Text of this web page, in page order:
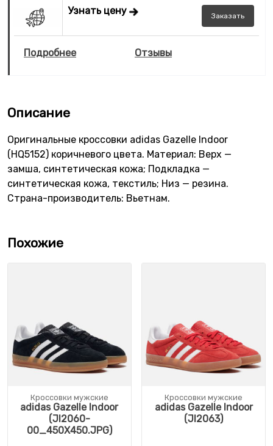
Узнать цену Заказать
Подробнее Отзывы
Описание
Оригинальные кроссовки adidas Gazelle Indoor
(HQ5152) коричневого цвета. Материал: Верх —
замша, синтетическая кожа; Подкладка —
синтетическая кожа, текстиль; Низ — резина.
Страна-производитель: Вьетнам.
Похожие
Кроссовки мужские
adidas Gazelle Indoor
(JI2060-
00_450X450.JPG)
Кроссовки мужские
adidas Gazelle Indoor
(JI2063)